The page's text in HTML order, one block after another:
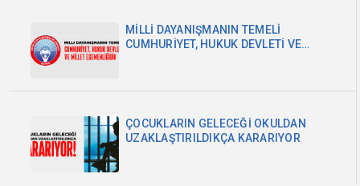
MİLLİ DAYANIŞMANIN TEMELİ
CUMHURİYET, HUKUK DEVLETİ VE
ÇOCUKLARIN GELECEĞİ OKULDAN
UZAKLAŞTIRILDIKÇA KARARIYOR